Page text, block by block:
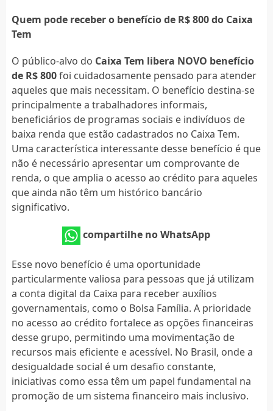
Quem pode receber o benefício de R$ 800 do Caixa
Tem
O público-alvo do Caixa Tem libera NOVO benefício
de R$ 800foi cuidadosamente pensado para atender
aqueles que mais necessitam. O benefício destina-se
principalmente a trabalhadores informais,
beneficiários de programas sociais e indivíduos de
baixa renda que estão cadastrados no Caixa Tem.
Uma característica interessante desse benefício é que
não é necessário apresentar um comprovante de
renda, o que amplia o acesso ao crédito para aqueles
que ainda não têm um histórico bancário
significativo.
compartilhe no WhatsApp
Esse novo benefício é uma oportunidade
particularmente valiosa para pessoas que já utilizam
a conta digital da Caixa para receber auxílios
governamentais, como o Bolsa Família. A prioridade
no acesso ao crédito fortalece as opções financeiras
desse grupo, permitindo uma movimentação de
recursos mais eficiente e acessível. No Brasil, onde a
desigualdade social é um desafio constante,
iniciativas como essa têm um papel fundamental na
promoção de um sistema financeiro mais inclusivo.